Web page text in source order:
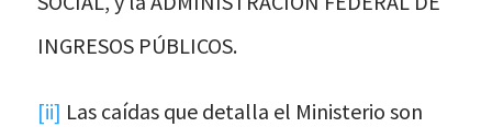
INGRESOS PÚBLICOS.
[ii] Las caídas que detalla el Ministerio son